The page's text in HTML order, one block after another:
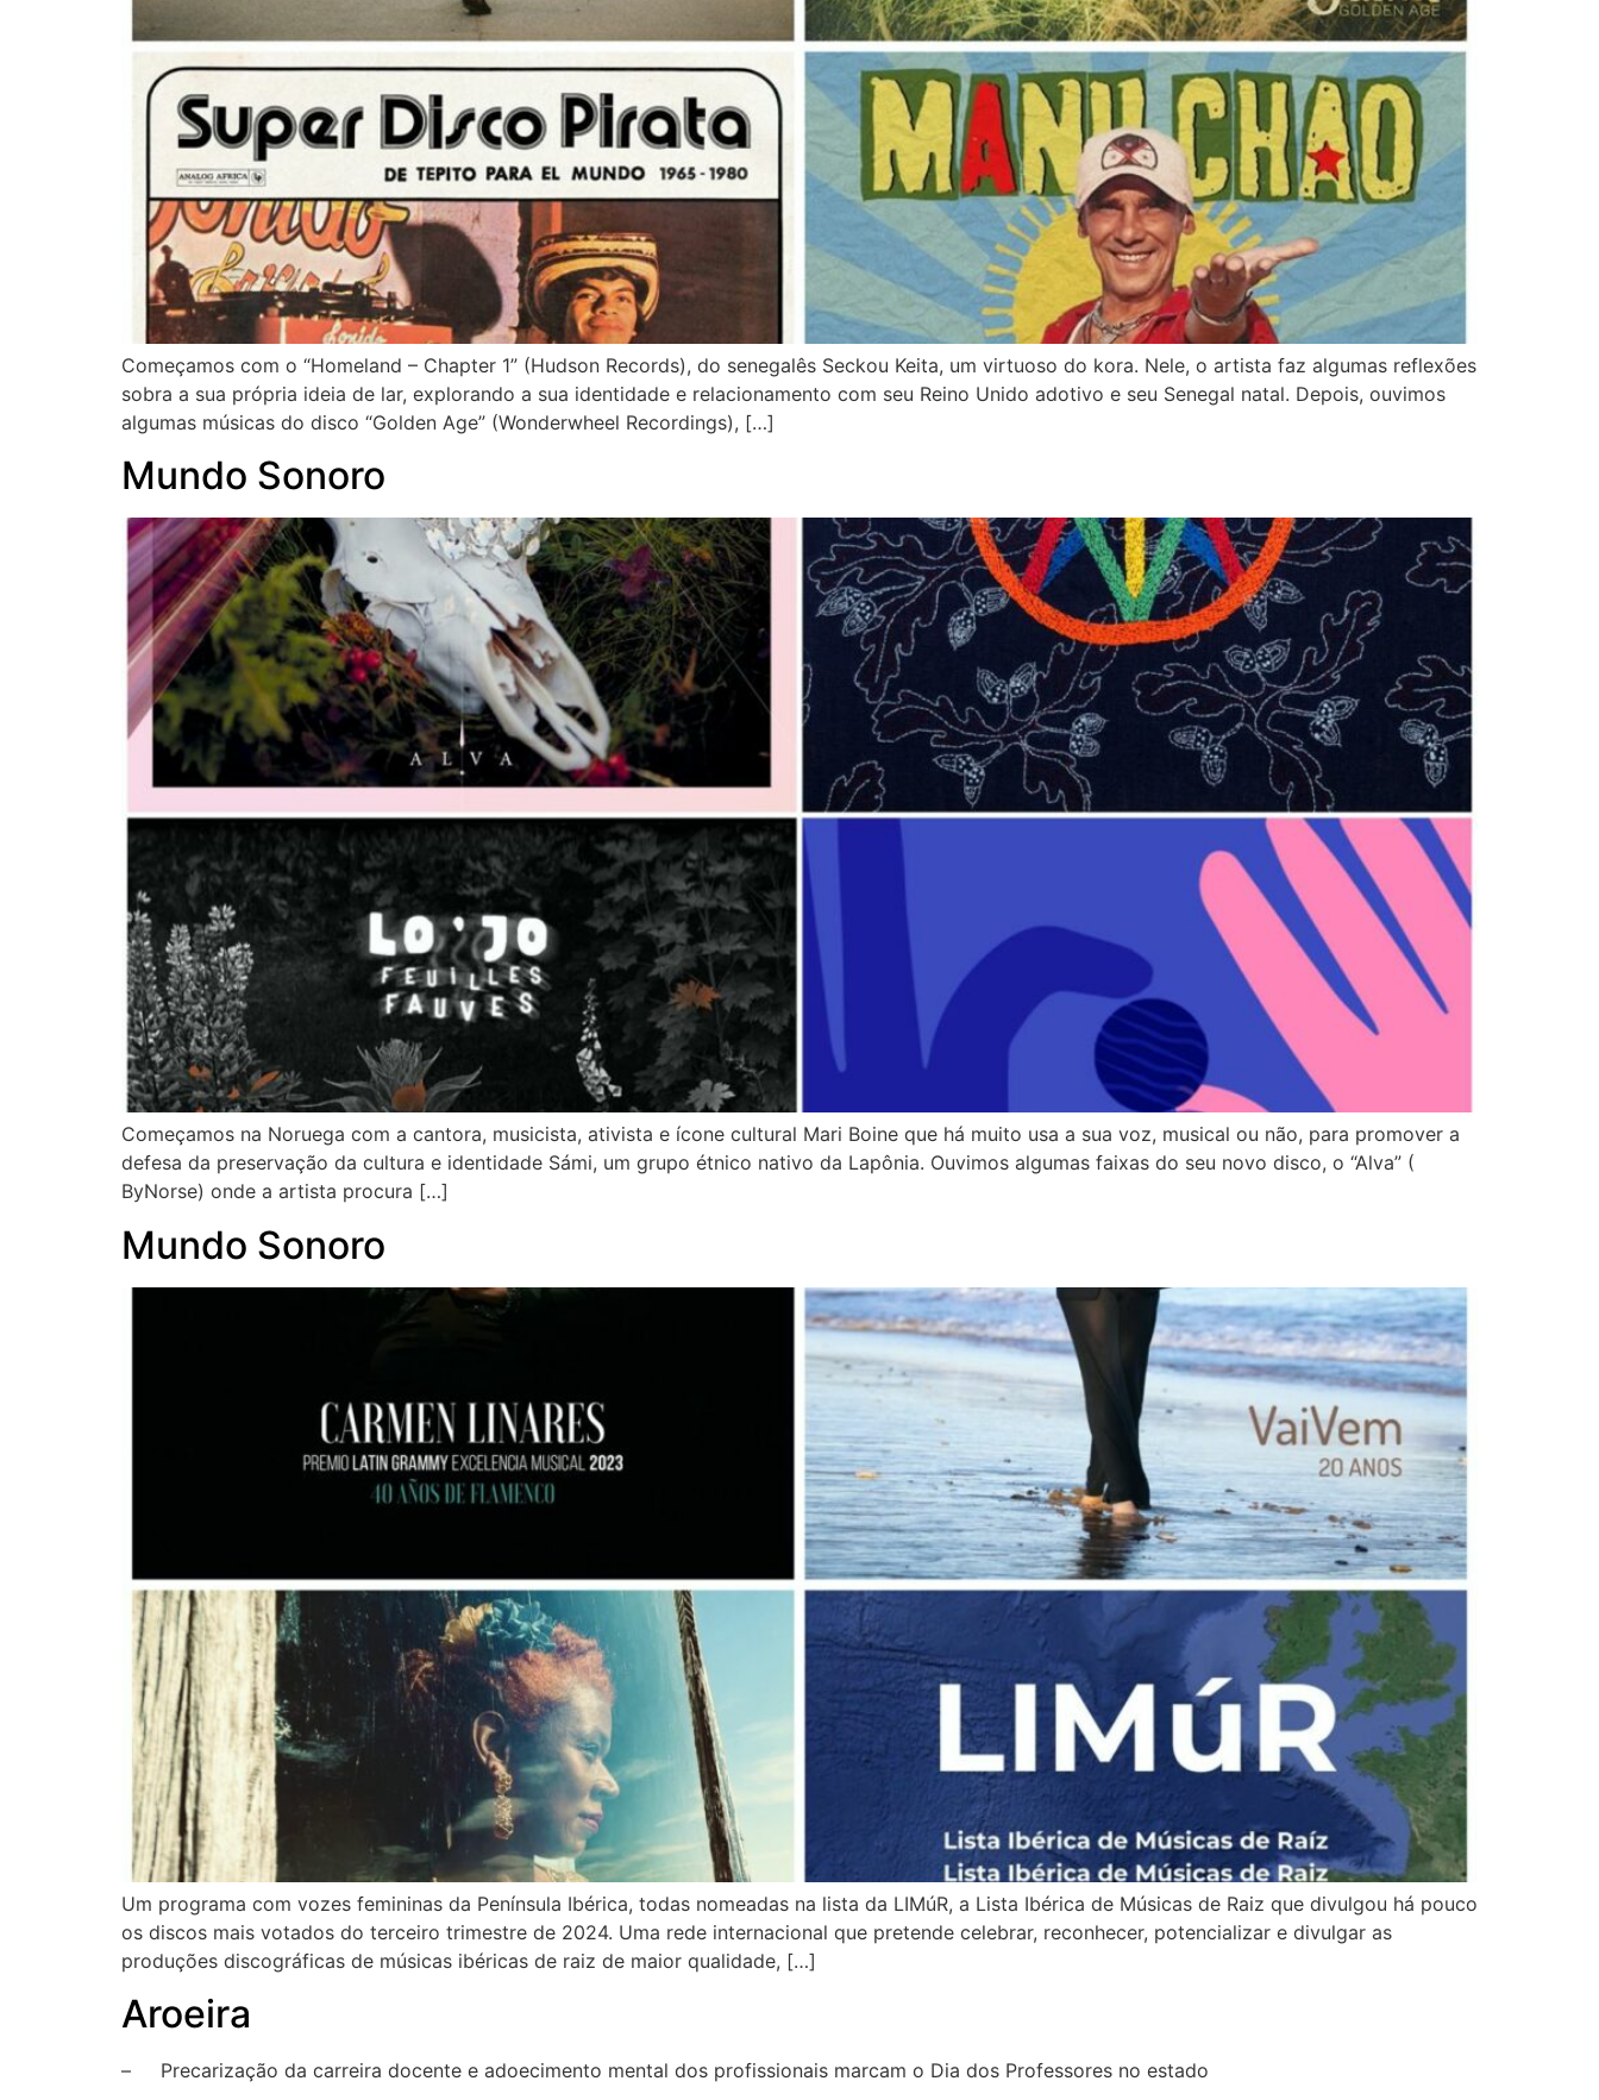
Começamos com o “Homeland – Chapter 1” (Hudson Records), do senegalês Seckou Keita, um virtuoso do kora. Nele, o artista faz algumas reflexões
sobra a sua própria ideia de lar, explorando a sua identidade e relacionamento com seu Reino Unido adotivo e seu Senegal natal. Depois, ouvimos
algumas músicas do disco “Golden Age” (Wonderwheel Recordings), […]
Mundo Sonoro
Começamos na Noruega com a cantora, musicista, ativista e ícone cultural Mari Boine que há muito usa a sua voz, musical ou não, para promover a
defesa da preservação da cultura e identidade Sámi, um grupo étnico nativo da Lapônia. Ouvimos algumas faixas do seu novo disco, o “Alva” (
ByNorse) onde a artista procura […]
Mundo Sonoro
Um programa com vozes femininas da Península Ibérica, todas nomeadas na lista da LIMúR, a Lista Ibérica de Músicas de Raiz que divulgou há pouco
os discos mais votados do terceiro trimestre de 2024. Uma rede internacional que pretende celebrar, reconhecer, potencializar e divulgar as
produções discográficas de músicas ibéricas de raiz de maior qualidade, […]
Aroeira
– Precarização da carreira docente e adoecimento mental dos profissionais marcam o Dia dos Professores no estado